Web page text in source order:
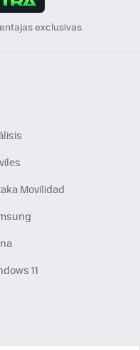
exclusivas
Movilidad
11